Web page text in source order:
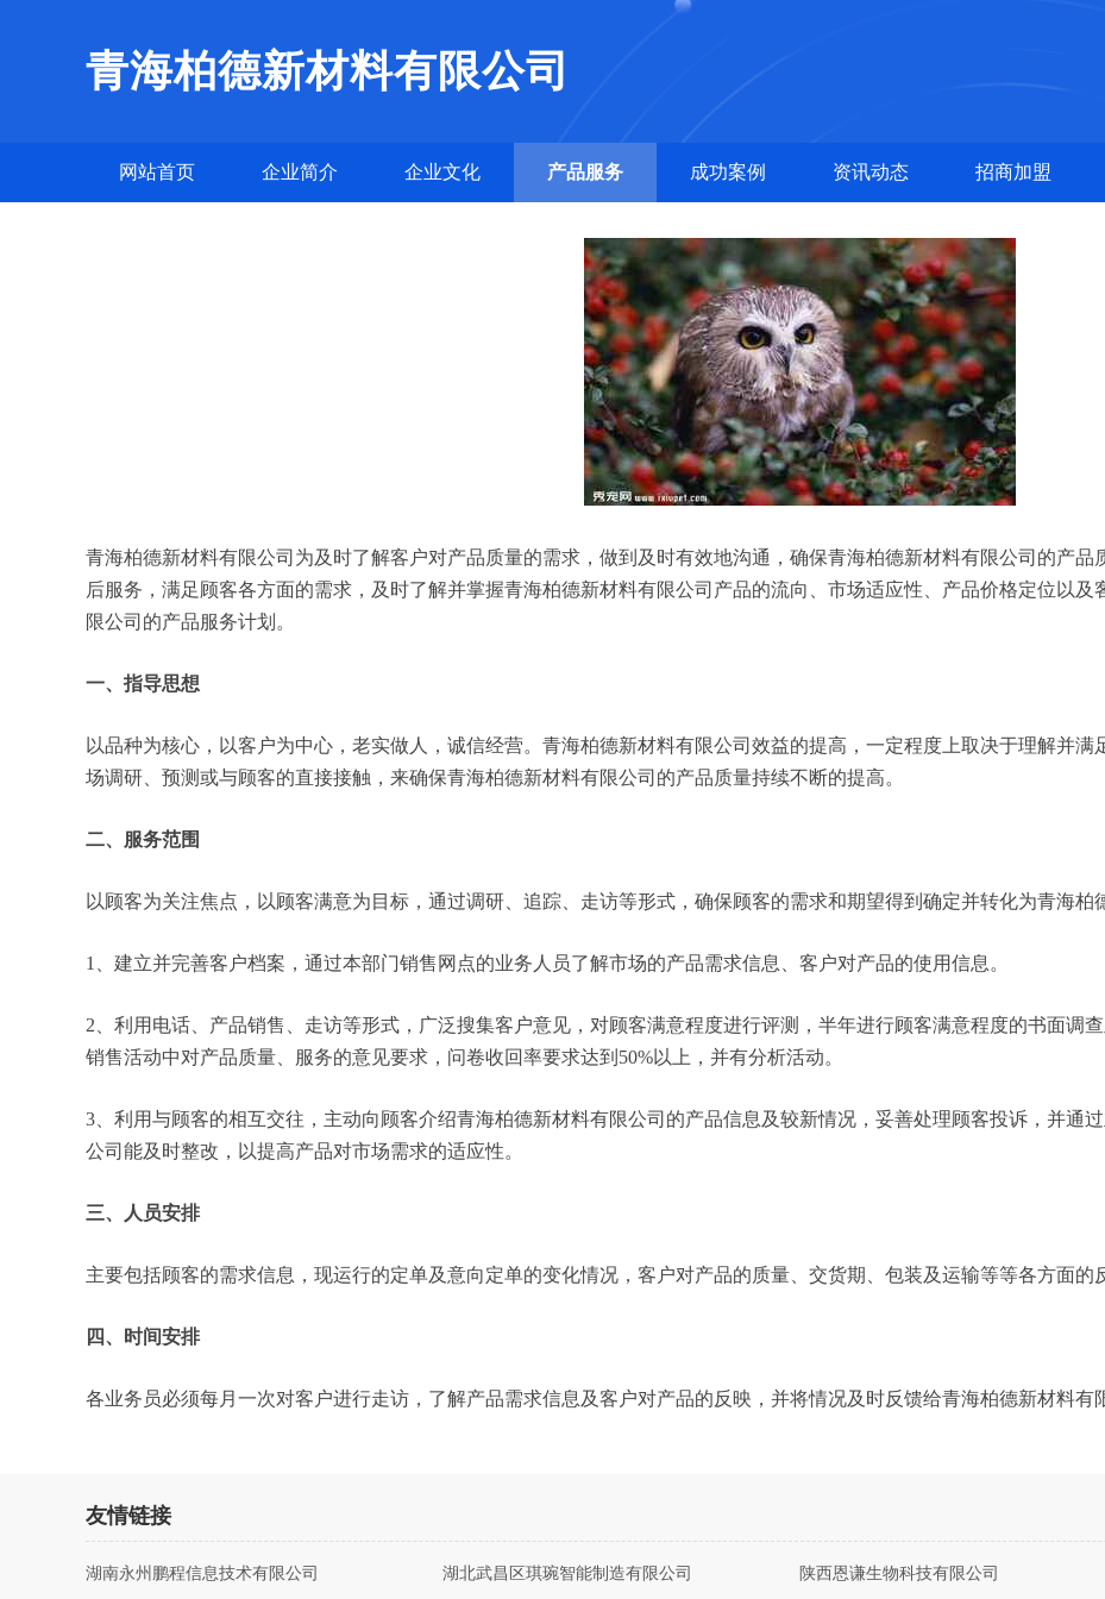
青海柏德新材料有限公司
网站首页 企业简介 企业文化 产品服务 成功案例 资讯动态 招商加盟
青海柏德新材料有限公司为及时了解客户对产品质量的需求，做到及时有效地沟通，确保青海柏德新材料有限公司的产
后服务，满足顾客各方面的需求，及时了解并掌握青海柏德新材料有限公司产品的流向、市场适应性、产品价格定位以
限公司的产品服务计划。
一、指导思想
以品种为核心，以客户为中心，老实做人，诚信经营。青海柏德新材料有限公司效益的提高，一定程度上取决于理解并
场调研、预测或与顾客的直接接触，来确保青海柏德新材料有限公司的产品质量持续不断的提高。
二、服务范围
以顾客为关注焦点，以顾客满意为目标，通过调研、追踪、走访等形式，确保顾客的需求和期望得到确定并转化为青海柏
1、建立并完善客户档案，通过本部门销售网点的业务人员了解市场的产品需求信息、客户对产品的使用信息。
2、利用电话、产品销售、走访等形式，广泛搜集客户意见，对顾客满意程度进行评测，半年进行顾客满意程度的书面调
销售活动中对产品质量、服务的意见要求，问卷收回率要求达到50%以上，并有分析活动。
3、利用与顾客的相互交往，主动向顾客介绍青海柏德新材料有限公司的产品信息及较新情况，妥善处理顾客投诉，并通
公司能及时整改，以提高产品对市场需求的适应性。
三、人员安排
主要包括顾客的需求信息，现运行的定单及意向定单的变化情况，客户对产品的质量、交货期、包装及运输等等各方面的
四、时间安排
各业务员必须每月一次对客户进行走访，了解产品需求信息及客户对产品的反映，并将情况及时反馈给青海柏德新材料有
友情链接
湖南永州鹏程信息技术有限公司 湖北武昌区琪琬智能制造有限公司 陕西恩谦生物科技有限公司